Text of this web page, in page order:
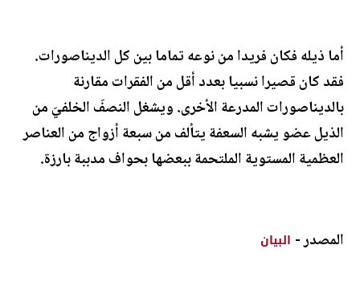
أما ذيله فكان فريدا من نوعه تماما بين كل الديناصورات.
فقد كان قصيرا نسبيا بعدد أقل من الفقرات مقارنة
بالديناصورات المدرعة الأخرى. ويشغل النصفَ الخلفيَ من
الذيل عضو يشبه السعفة يتألف من سبعة أزواج من العناصر
العظمية المستوية الملتحمة ببعضها بحواف مدببة بارزة.
المصدر - البيان